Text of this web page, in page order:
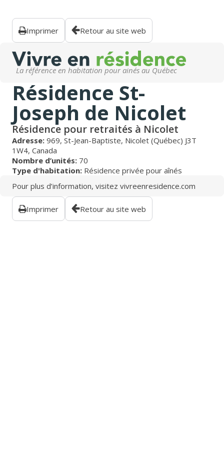
Imprimer Retour au site web
La référence en habitation pour ainés au Québec
Résidence St-
Joseph de Nicolet
Résidence pour retraités à Nicolet
Adresse: 969, St-Jean-Baptiste, Nicolet (Québec) J3T
1W4, Canada
Nombre d’unités: 70
Type d'habitation: Résidence privée pour aînés
Pour plus d’information, visitez vivreenresidence.com
Imprimer Retour au site web